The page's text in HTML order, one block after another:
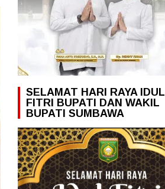
SELAMAT HARI RAYA IDUL
FITRI BUPATI DAN WAKIL
BUPATI SUMBAWA